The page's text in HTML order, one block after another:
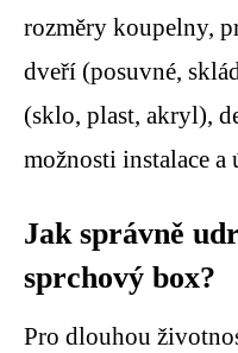
rozměry koupelny,
dveří (posuvné,
(sklo, plast, akryl),
možnosti instalace a
Jak správně
sprchový box?
Pro dlouhou